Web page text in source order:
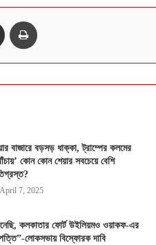
Share via Email
বাজারে বড়সড় ধাক্কা, ট্রাম্পের কলমের
কোন কোন শেয়ার সবচেয়ে বেশি
April 7, 2025
কলকাতার ফোর্ট উইলিয়মও ওয়াকফ-এর
লোকসভায় বিস্ফোরক দাবি